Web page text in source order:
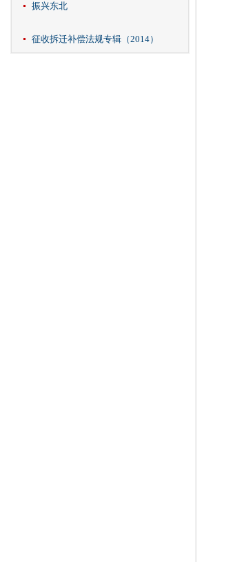
振兴东北
征收拆迁补偿法规专辑（2014）